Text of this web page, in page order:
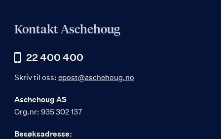
Kontakt Aschehoug
22 400 400
Skriv til oss: epost@aschehoug.no
Aschehoug AS
Org.nr: 935 302 137
Besøksadresse: